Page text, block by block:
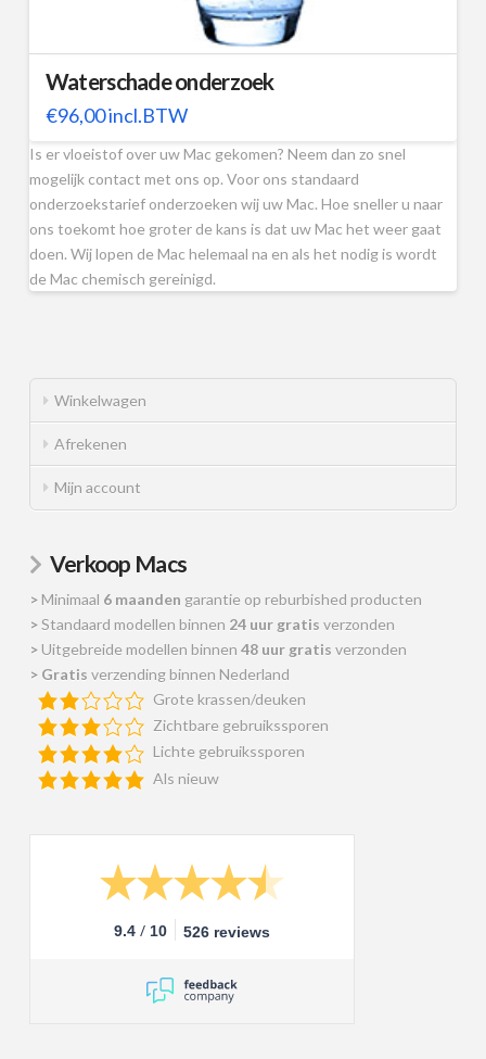
Waterschade onderzoek
€96,00incl.BTW
Is er vloeistof over uw Mac gekomen? Neem dan zo snel
mogelijk contact met ons op. Voor ons standaard
onderzoekstarief onderzoeken wij uw Mac. Hoe sneller u naar
ons toekomt hoe groter de kans is dat uw Mac het weer gaat
doen. Wij lopen de Mac helemaal na en als het nodig is wordt
de Mac chemisch gereinigd.
Winkelwagen
Afrekenen
Mijn account
Verkoop Macs
>Minimaal 6 maanden garantie op reburbished producten
>Standaard modellen binnen 24 uur gratis verzonden
>Uitgebreide modellen binnen 48 uur gratis verzonden
>Gratis verzending binnen Nederland
Grote krassen/deuken
Zichtbare gebruikssporen
Lichte gebruikssporen
Als nieuw
9.4 / 10 526 reviews